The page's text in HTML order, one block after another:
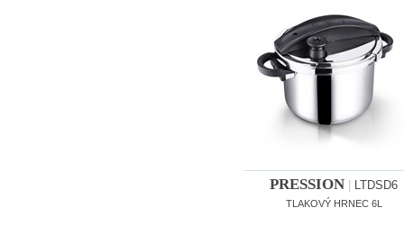
PRESSION LTDSD6
TLAKOVÝ HRNEC 6L